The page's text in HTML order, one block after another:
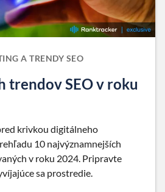
A TRENDY SEO
trendov SEO v roku
krivkou digitálneho
10 najvýznamnejších
v roku 2024. Pripravte
sa prostredie.